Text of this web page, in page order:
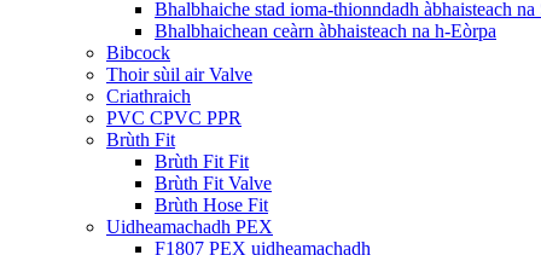
Bhalbhaiche stad ioma-thionndadh àbhaisteach na
Bhalbhaichean ceàrn àbhaisteach na h-Eòrpa
Bibcock
Thoir sùil air Valve
Criathraich
PVC CPVC PPR
Brùth Fit
Brùth Fit Fit
Brùth Fit Valve
Brùth Hose Fit
Uidheamachadh PEX
F1807 PEX uidheamachadh